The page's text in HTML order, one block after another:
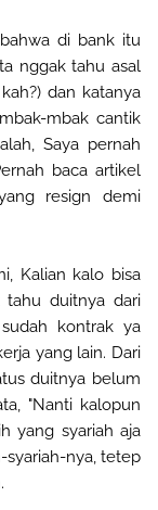
di bank itu
nggak tahu asal
dan katanya
mbak cantik
Saya pernah
baca artikel
resign demi
Kalian kalo bisa
tahu duitnya dari
kontrak ya
yang lain. Dari
duitnya belum
"Nanti kalopun
yang syariah aja
syariah-nya, tetep